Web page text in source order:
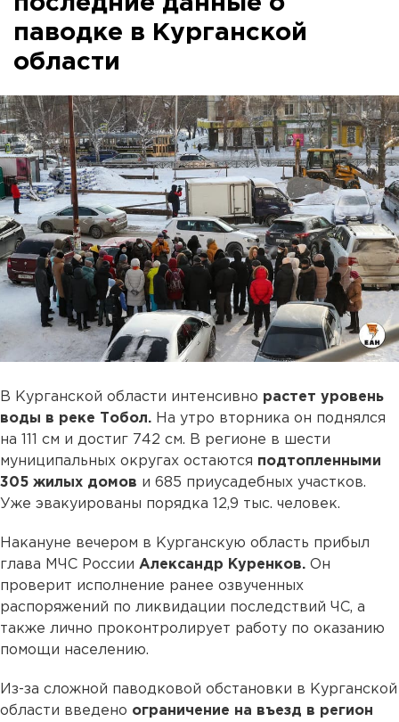
паводке в Курганской
области
В Курганской области интенсивно растет уровень
воды в реке Тобол. На утро вторника он поднялся
на 111 см и достиг 742 см. В регионе в шести
муниципальных округах остаются подтопленными
305 жилых домов и 685 приусадебных участков.
Уже эвакуированы порядка 12,9 тыс. человек.
Накануне вечером в Курганскую область прибыл
глава МЧС России Александр Куренков. Он
проверит исполнение ранее озвученных
распоряжений по ликвидации последствий ЧС, а
также лично проконтролирует работу по оказанию
помощи населению.
Из-за сложной паводковой обстановки в Курганской
области введено ограничение на въезд в регион